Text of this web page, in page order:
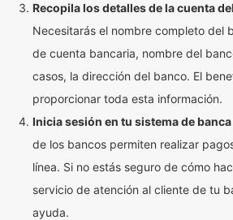
Recopila los detalles de la cuenta
Necesitarás el nombre completo del
de cuenta bancaria, nombre del
casos, la dirección del banco. El
proporcionar toda esta información.
Inicia sesión en tu sistema de
de los bancos permiten realizar
línea. Si no estás seguro de cómo
servicio de atención al cliente de tu
ayuda.